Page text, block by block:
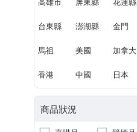
台東縣 澎湖縣 金門
馬祖 美國 加拿大
香港 中國 日本
商品狀況